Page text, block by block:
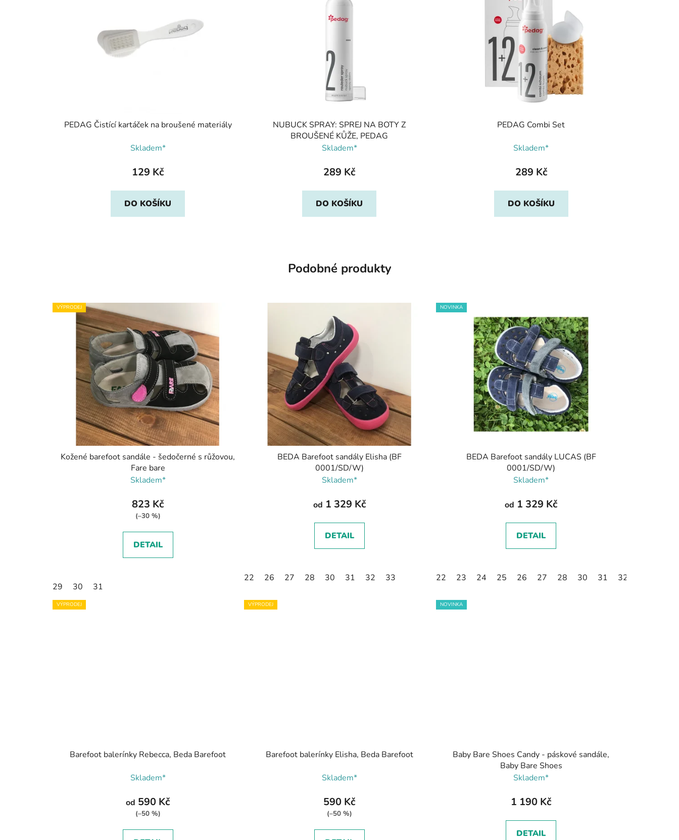
PEDAG Čistící kartáček na broušené materiály
Skladem*
129 Kč
DO KOŠÍKU
NUBUCK SPRAY: SPREJ NA BOTY Z
BROUŠENÉ KŮŽE, PEDAG
Skladem*
289 Kč
DO KOŠÍKU
PEDAG Combi Set
Skladem*
289 Kč
DO KOŠÍKU
Podobné produkty
VÝPRODEJ
Kožené barefoot sandále - šedočerné s růžovou,
Fare bare
Skladem*
823 Kč
(–30 %)
DETAIL
29 30 31
BEDA Barefoot sandály Elisha (BF
0001/SD/W)
Skladem*
od 1 329 Kč
DETAIL
22 26 27 28 30 31 32 33
NOVINKA
BEDA Barefoot sandály LUCAS (BF
0001/SD/W)
Skladem*
od 1 329 Kč
DETAIL
22 23 24 25 26 27 28 30 31 32
VÝPRODEJ
Barefoot balerínky Rebecca, Beda Barefoot
Skladem*
od 590 Kč
(–50 %)
VÝPRODEJ
Barefoot balerínky Elisha, Beda Barefoot
Skladem*
590 Kč
(–50 %)
NOVINKA
Baby Bare Shoes Candy - páskové sandále,
Baby Bare Shoes
Skladem*
1 190 Kč
DETAIL